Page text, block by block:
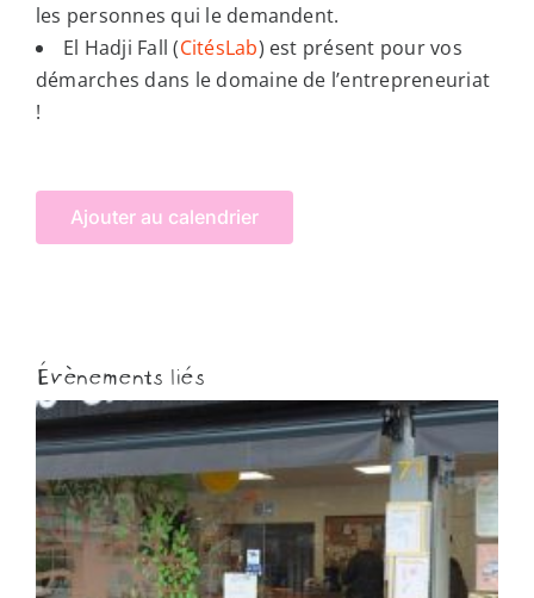
les personnes qui le demandent.
El Hadji Fall (CitésLab) est présent pour vos
démarches dans le domaine de l’entrepreneuriat
!
Ajouter au calendrier
Évènements liés